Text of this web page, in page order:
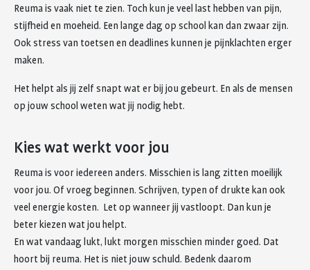
Reuma is vaak niet te zien. Toch kun je veel last hebben van pijn,
stijfheid en moeheid. Een lange dag op school kan dan zwaar zijn.
Ook stress van toetsen en deadlines kunnen je pijnklachten erger
maken.
Het helpt als jij zelf snapt wat er bij jou gebeurt. En als de mensen
op jouw school weten wat jij nodig hebt.
Kies wat werkt voor jou
Reuma is voor iedereen anders. Misschien is lang zitten moeilijk
voor jou. Of vroeg beginnen. Schrijven, typen of drukte kan ook
veel energie kosten. Let op wanneer jij vastloopt. Dan kun je
beter kiezen wat jou helpt.
En wat vandaag lukt, lukt morgen misschien minder goed. Dat
hoort bij reuma. Het is niet jouw schuld. Bedenk daarom